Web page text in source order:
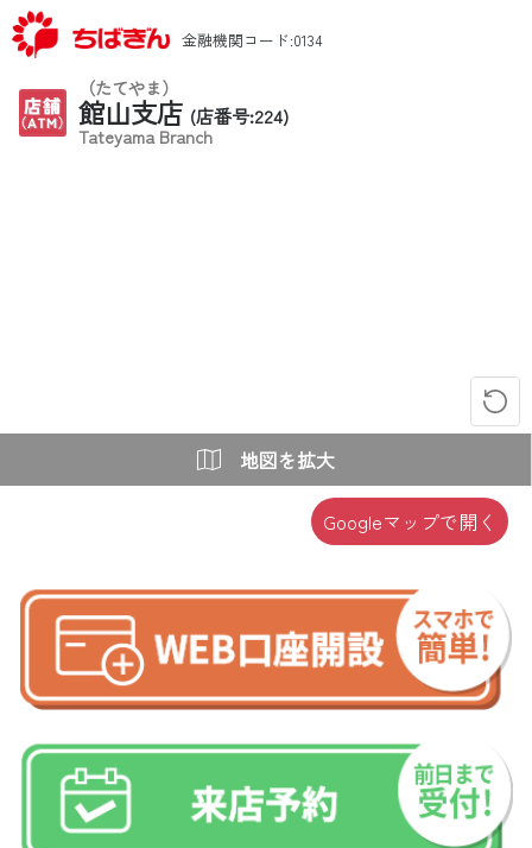
金融機関コード:0134
（たてやま）
館山支店 (店番号:224)
Tateyama Branch
地図を拡大
Googleマップで開く